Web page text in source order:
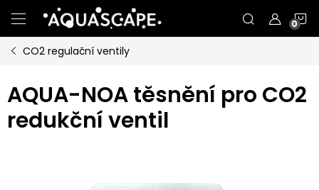
na
obsah
CO2 regulační ventily
AQUA-NOA těsnění pro CO2
redukční ventil